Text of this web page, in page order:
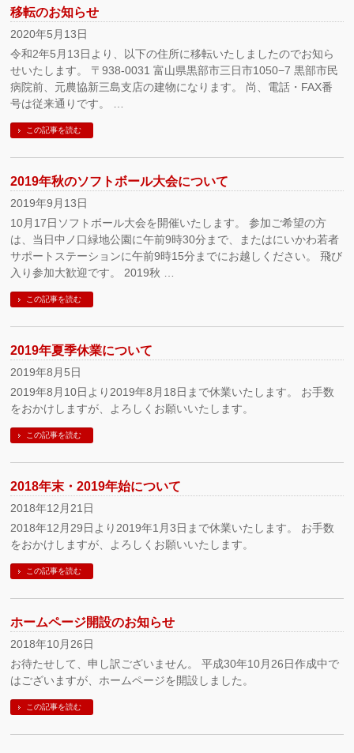
移転のお知らせ
2020年5月13日
令和2年5月13日より、以下の住所に移転いたしましたのでお知ら
せいたします。 〒938-0031 富山県黒部市三日市1050−7 黒部市民
病院前、元農協新三島支店の建物になります。 尚、電話・FAX番
号は従来通りです。 …
この記事を読む
2019年秋のソフトボール大会について
2019年9月13日
10月17日ソフトボール大会を開催いたします。 参加ご希望の方
は、当日中ノ口緑地公園に午前9時30分まで、またはにいかわ若者
サポートステーションに午前9時15分までにお越しください。 飛び
入り参加大歓迎です。 2019秋 …
この記事を読む
2019年夏季休業について
2019年8月5日
2019年8月10日より2019年8月18日まで休業いたします。 お手数
をおかけしますが、よろしくお願いいたします。
この記事を読む
2018年末・2019年始について
2018年12月21日
2018年12月29日より2019年1月3日まで休業いたします。 お手数
をおかけしますが、よろしくお願いいたします。
この記事を読む
ホームページ開設のお知らせ
2018年10月26日
お待たせして、申し訳ございません。 平成30年10月26日作成中で
はございますが、ホームページを開設しました。
この記事を読む